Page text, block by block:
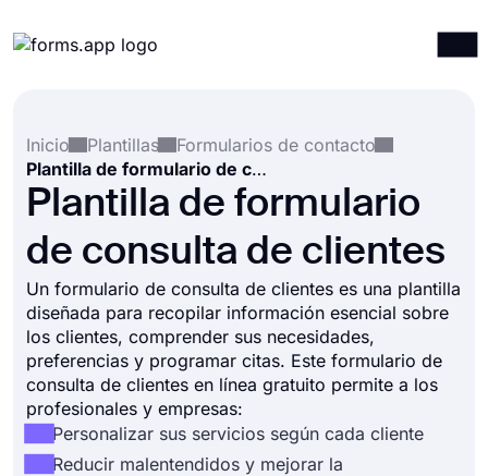
Integraciones
Plantillas
Recursos
Inicio
Plantillas
Formularios de contacto
Plantilla de formulario de consulta de clientes
Plantilla de formulario
de consulta de clientes
Un formulario de consulta de clientes es una plantilla
diseñada para recopilar información esencial sobre
los clientes, comprender sus necesidades,
preferencias y programar citas. Este formulario de
consulta de clientes en línea gratuito permite a los
profesionales y empresas:
Personalizar sus servicios según cada cliente
Reducir malentendidos y mejorar la